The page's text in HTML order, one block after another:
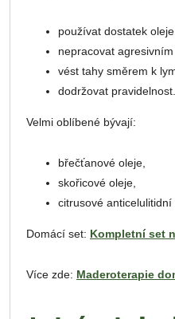
používat dostatek oleje,
nepracovat agresivním
vést tahy směrem k
dodržovat pravidelnost.
Velmi oblíbené bývají:
břečťanové oleje,
skořicové oleje,
citrusové anticelulitidní
Domácí set: Kompletní set
Více zde: Maderoterapie